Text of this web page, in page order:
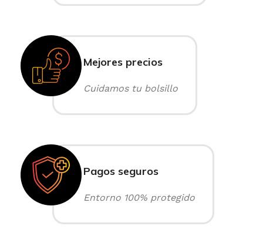
Mejores precios
Cuidamos tu bolsillo
Pagos seguros
Entorno 100% protegido